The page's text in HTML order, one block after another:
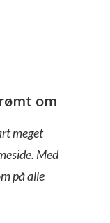
om
meget
Med
på alle